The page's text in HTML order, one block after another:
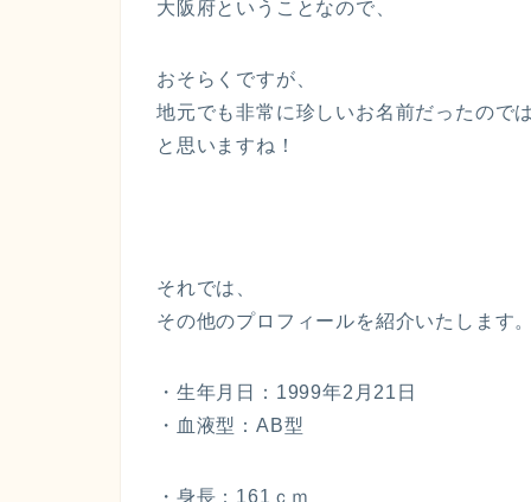
大阪府ということなので、
おそらくですが、
地元でも非常に珍しいお名前だったので
と思いますね！
それでは、
その他のプロフィールを紹介いたします
・生年月日：1999年2月21日
・血液型：AB型
・身長：161ｃｍ